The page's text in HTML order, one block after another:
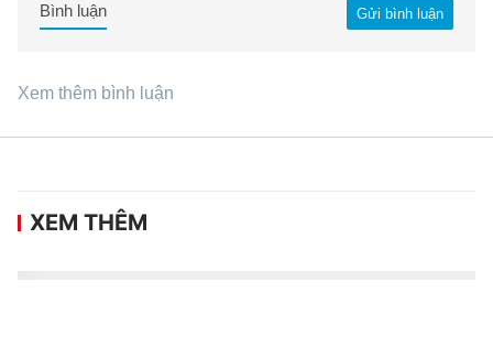
Gửi bình luận
Bình luận
Xem thêm bình luận
XEM THÊM